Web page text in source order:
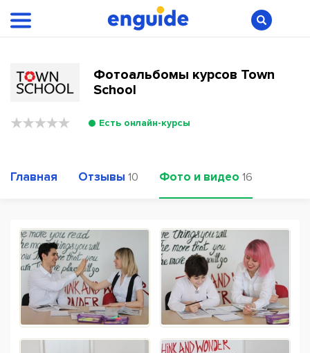
Фотоальбомы курсов Town
School
Есть онлайн-курсы
Главная Отзывы 10 Фото и видео 16